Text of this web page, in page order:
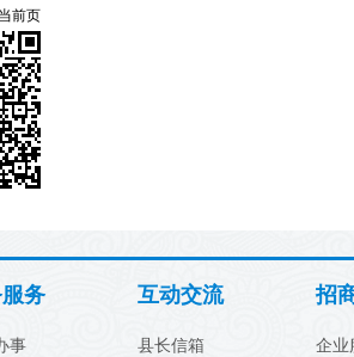
前页
务
事
互动交流
县长信箱
招
企业